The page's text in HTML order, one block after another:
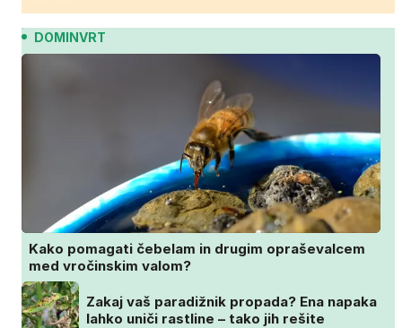
DOMINVRT
Kako pomagati čebelam in drugim opraševalcem
med vročinskim valom?
Zakaj vaš paradižnik propada? Ena napaka
lahko uniči rastline – tako jih rešite